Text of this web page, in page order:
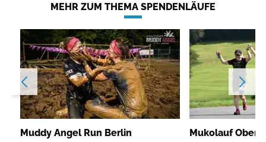
MEHR ZUM THEMA SPENDENLÄUFE
Muddy Angel Run Berlin Mukolauf